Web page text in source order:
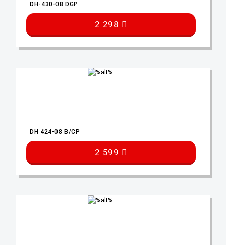
DH-430-08 DGP
2 298
DH 424-08 B/CP
2 599